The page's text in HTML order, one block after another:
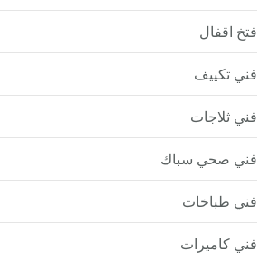
فتخ اقفال
فني تكييف
فني ثلاجات
فني صحي سباك
فني طباخات
فني كاميرات